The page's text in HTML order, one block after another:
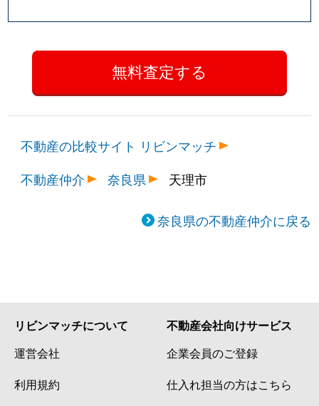
不動産の比較サイト リビンマッチ
不動産仲介
奈良県 天理市
奈良県の不動産仲介に戻る
リビンマッチについて
運営会社
利用規約
不動産会社向けサービス
企業会員のご登録
仕入れ担当の方はこちら